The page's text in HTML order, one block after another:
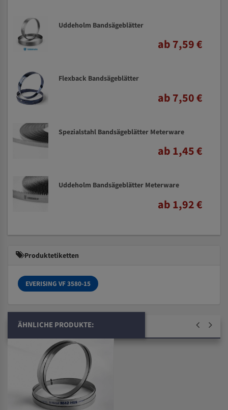
Uddeholm Bandsägeblätter
ab 7,59 €
Flexback Bandsägeblätter
ab 7,50 €
Spezialstahl Bandsägeblätter Meterware
ab 1,45 €
Uddeholm Bandsägeblätter Meterware
ab 1,92 €
Produktetiketten
EVERISING VF 3580-15
ÄHNLICHE PRODUKTE: